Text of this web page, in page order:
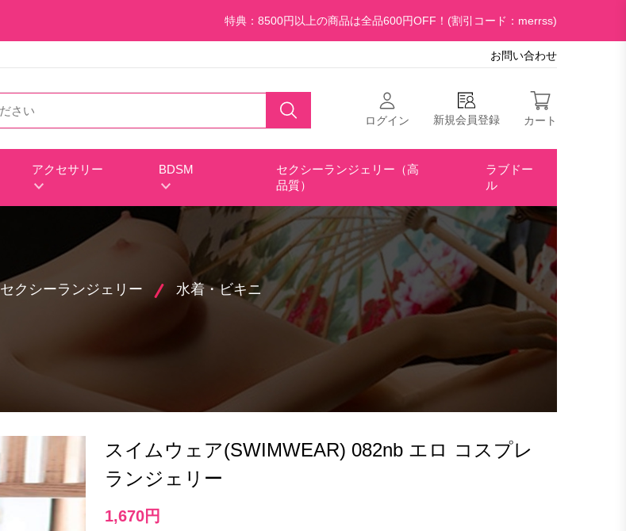
特典：8500円以上の商品は全品600円OFF！(割引コード：merrss)
お問い合わせ
ログイン 新規会員登録 カート
アクセサリー BDSM
セクシーランジェリー（高
品質）
ラブドー
ル
セクシーランジェリー 水着・ビキニ
スイムウェア(SWIMWEAR) 082nb エロ コスプレ
ランジェリー
1,670円